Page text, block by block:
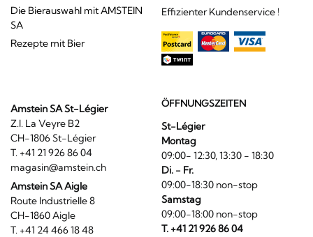
Die Bierauswahl mit AMSTEIN
SA
Rezepte mit Bier
Effizienter Kundenservice !
Amstein SA St-Légier
Z.I. La Veyre B2
CH-1806 St-Légier
T. +41 21 926 86 04
magasin@amstein.ch
Amstein SA Aigle
Route Industrielle 8
CH-1860 Aigle
T. +41 24 466 18 48
ÖFFNUNGSZEITEN
St-Légier
Montag
09:00- 12:30, 13:30 - 18:30
Di. - Fr.
09:00-18:30 non-stop
Samstag
09:00-18:00 non-stop
T. +41 21 926 86 04